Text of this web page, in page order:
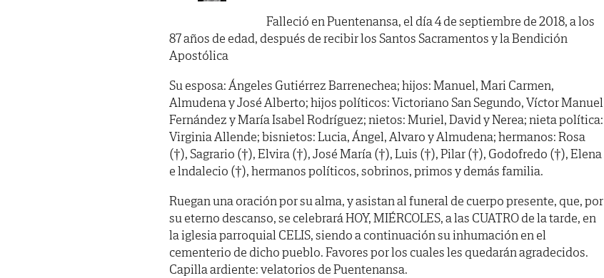
Falleció en Puentenansa, el día 4 de septiembre de 2018, a los
87 años de edad, después de recibir los Santos Sacramentos y la Bendición
Apostólica
Su esposa: Ángeles Gutiérrez Barrenechea; hijos: Manuel, Mari Carmen,
Almudena y José Alberto; hijos políticos: Victoriano San Segundo, Víctor Manuel
Fernández y María Isabel Rodríguez; nietos: Muriel, David y Nerea; nieta política:
Virginia Allende; bisnietos: Lucia, Ángel, Alvaro y Almudena; hermanos: Rosa
(†), Sagrario (†), Elvira (†), José María (†), Luis (†), Pilar (†), Godofredo (†), Elena
e lndalecio (†), hermanos políticos, sobrinos, primos y demás familia.
Ruegan una oración por su alma, y asistan al funeral de cuerpo presente, que, por
su eterno descanso, se celebrará HOY, MIÉRCOLES, a las CUATRO de la tarde, en
la iglesia parroquial CELIS, siendo a continuación su inhumación en el
cementerio de dicho pueblo. Favores por los cuales les quedarán agradecidos.
Capilla ardiente: velatorios de Puentenansa.